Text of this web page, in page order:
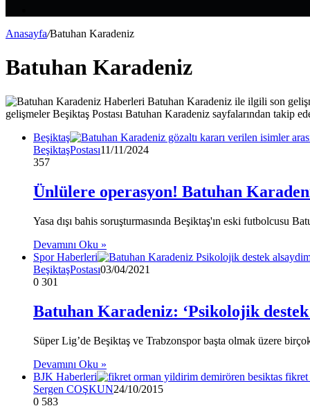
Anasayfa/Batuhan Karadeniz
Batuhan Karadeniz
gelişmeler Beşiktaş Postası Batuhan Karadeniz sayfalarından takip
Beşiktaş
BeşiktaşPostası11/11/2024
357
Ünlülere operasyon! Batuhan
Yasa dışı bahis soruşturmasında Beşiktaş'ın eski
Devamını Oku »
Spor Haberleri
BeşiktaşPostası03/04/2021
0 301
Batuhan Karadeniz: ‘Psikolojik
Süper Lig’de Beşiktaş ve Trabzonspor başta olmak üzere
Devamını Oku »
BJK Haberleri
Sergen COŞKUN24/10/2015
0 583